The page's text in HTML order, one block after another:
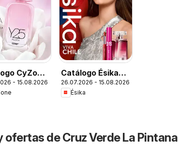
CyZone
13
- 15.08.2026
Catálogo Ésika
Campaña 13
26.07.2026 - 15.08.2026
Ésika
de Cruz Verde La Pintana